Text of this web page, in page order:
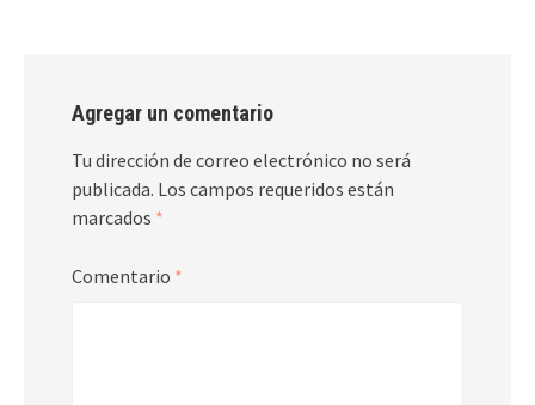
Agregar un comentario
Tu dirección de correo electrónico no será
publicada. Los campos requeridos están
marcados *
Comentario *